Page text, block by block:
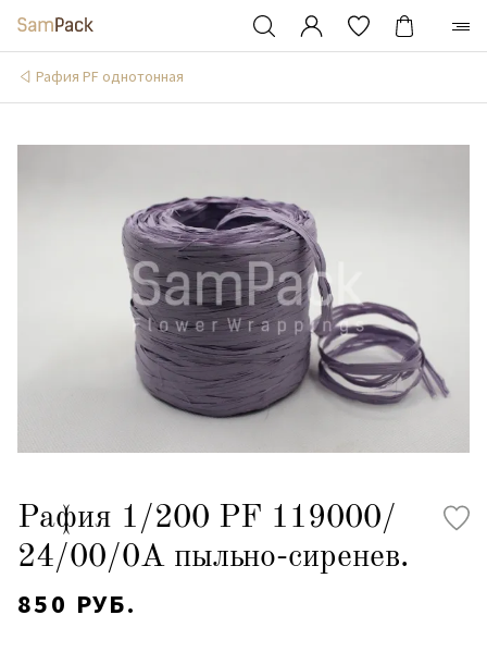
Рафия PF однотонная
Рафия 1/200 PF 119000/
24/00/0А пыльно-сиренев.
850 РУБ.